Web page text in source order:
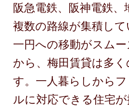
阪急電鉄、阪神電鉄
複数の路線が集積し
一円への移動がスム
から、梅田賃貸は多
す。一人暮らしから
ルに対応できる住宅